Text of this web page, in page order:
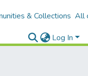
& Collections All
Log In